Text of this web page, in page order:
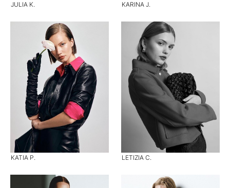
JULIA K. KARINA J.
KATIA P. LETIZIA C.